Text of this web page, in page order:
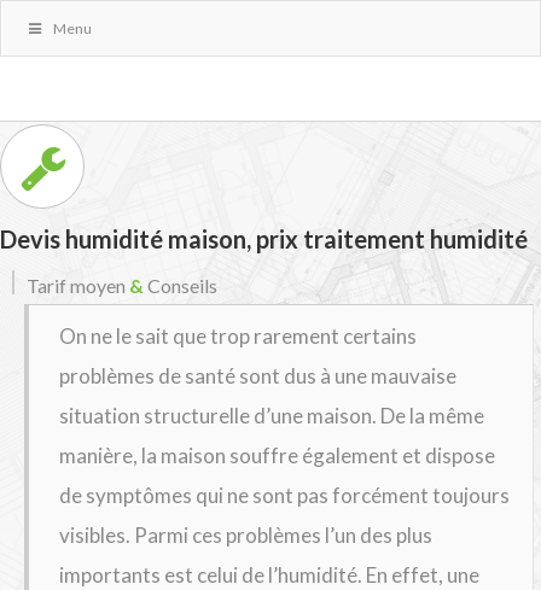
Devis humidité maison, prix traitement humidité
Tarif moyen & Conseils
On ne le sait que trop rarement certains
problèmes de santé sont dus à une mauvaise
situation structurelle d’une maison. De la même
manière, la maison souffre également et dispose
de symptômes qui ne sont pas forcément toujours
visibles. Parmi ces problèmes l’un des plus
importants est celui de l’humidité. En effet, une
Menu